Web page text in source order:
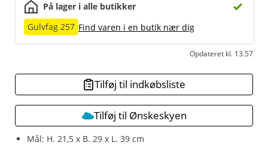
Mål: H. 21,5 x B. 29 x L. 39 cm
På lager i alle butikker
Gulvfag 257 Find varen i en butik nær dig
Opdateret kl. 13.57
Tilføj til indkøbsliste
Tilføj til Ønskeskyen